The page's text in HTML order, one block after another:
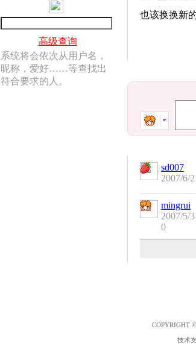
高级查询
系统将会依次从用户名，
昵称，爱好……等查找出
符合要求的人。
也该换换新
COPYRIGHT
技术